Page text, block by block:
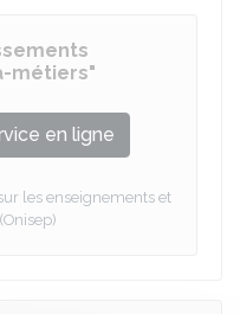
métiers"
en ligne
les enseignements et